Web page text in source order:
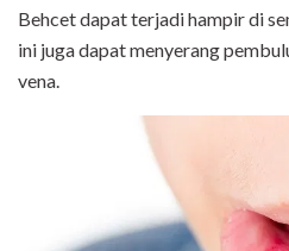
Behcet dapat terjadi hampir di
ini juga dapat menyerang
vena.